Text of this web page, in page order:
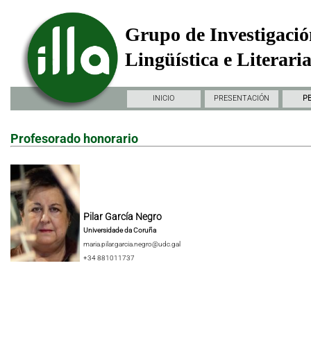
Grupo de
Lingüística e
INICIO PRESENTACIÓN
Profesorado honorario
Pilar García Negro
Universidade da Coruña
maria.pilar.garcia.negro@udc.gal
+34 881011737